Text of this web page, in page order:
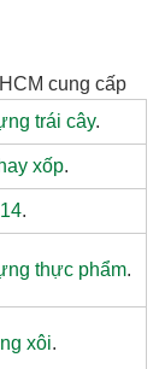
cung cấp
trái cây.
xốp.
.
thực phẩm.
xôi.